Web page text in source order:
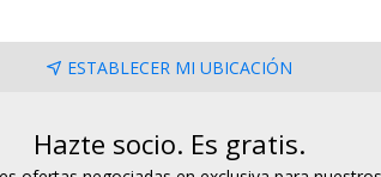
ESTABLECER MI UBICACIÓN
Hazte socio. Es gratis.